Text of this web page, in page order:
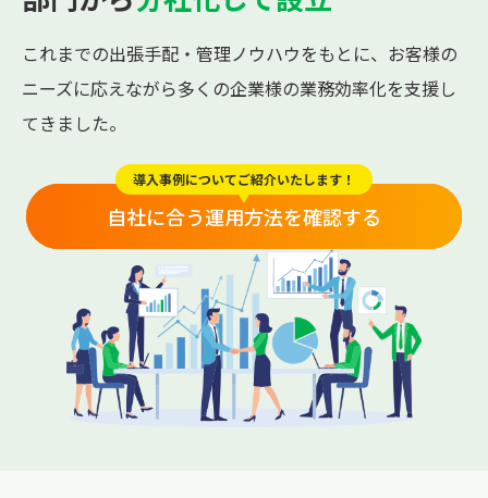
これまでの出張手配・管理ノウハウをもとに、お客様の
ニーズに応えながら多くの企業様の業務効率化を支援し
てきました。
導入事例についてご紹介いたします！
自社に合う運用方法を確認する